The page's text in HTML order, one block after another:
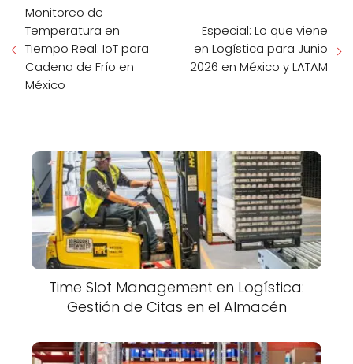
Monitoreo de
Temperatura en
Tiempo Real: IoT para
Cadena de Frío en
México
Especial: Lo que viene
en Logística para Junio
2026 en México y LATAM
Time Slot Management en Logística:
Gestión de Citas en el Almacén